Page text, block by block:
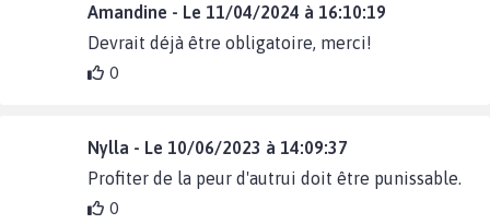
Amandine - Le 11/04/2024 à 16:10:19
Devrait déjà être obligatoire, merci!
0
Nylla - Le 10/06/2023 à 14:09:37
Profiter de la peur d'autrui doit être punissable.
0